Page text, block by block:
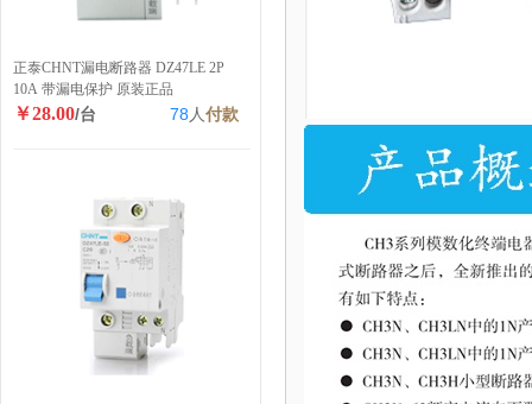
正泰CHNT漏电断路器 DZ47LE 2P
10A 带漏电保护 原装正品
￥28.00/台 78 人付款